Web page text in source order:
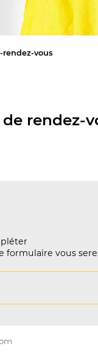
vous
rendez-
formulaire vous